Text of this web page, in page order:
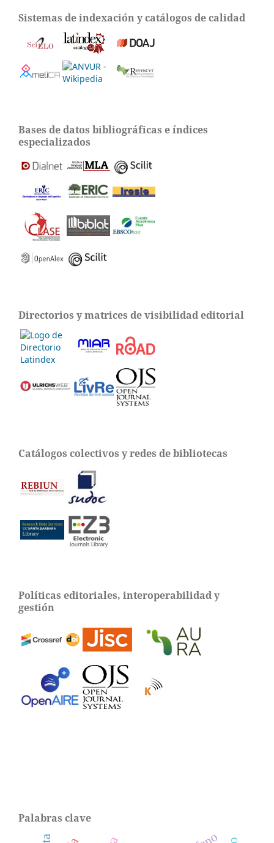
Sistemas de indexación y catálogos de calidad
Bases de datos bibliográficas e índices
especializados
Directorios y matrices de visibilidad editorial
Catálogos colectivos y redes de bibliotecas
Políticas editoriales, interoperabilidad y
gestión
Palabras clave